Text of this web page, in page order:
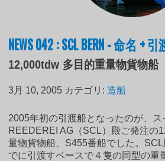
NEWS 042 : SCL BERN - 命名 + 引
12,000tdw 多目的重量物貨物船
3月 10, 2005 カテゴリ:造船
2005年初の引渡船となったのが、ス
REEDEREI AG（SCL）殿ご発注の
量物貨物船、S455番船でした。
でに引渡すベースで４隻の同型の重